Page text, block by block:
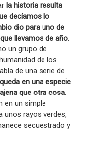
la historia resulta
decíamos lo
dio para uno de
llevamos de año.
un grupo de
de los
de una serie de
en una especie
que otra cosa.
en un simple
unos rayos verdes,
secuestrado y